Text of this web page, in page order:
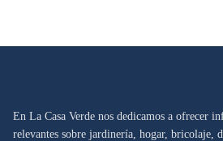
En La Casa Verde nos dedicamos a ofrecer
relevantes sobre jardinería, hogar, bricolaje,